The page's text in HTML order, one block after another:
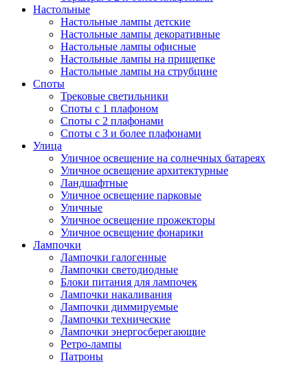
Настольные
Настольные лампы детские
Настольные лампы декоративные
Настольные лампы офисные
Настольные лампы на прищепке
Настольные лампы на струбцине
Споты
Трековые светильники
Споты с 1 плафоном
Споты с 2 плафонами
Споты с 3 и более плафонами
Улица
Уличное освещение на солнечных батареях
Уличное освещение архитектурные
Ландшафтные
Уличное освещение парковые
Уличные
Уличное освещение прожекторы
Уличное освещение фонарики
Лампочки
Лампочки галогенные
Лампочки светодиодные
Блоки питания для лампочек
Лампочки накаливания
Лампочки диммируемые
Лампочки технические
Лампочки энергосберегающие
Ретро-лампы
Патроны